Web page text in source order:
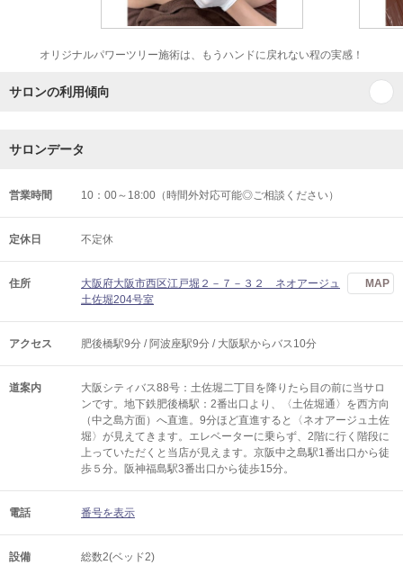
オリジナルパワーツリー施術は、もうハンドに戻れない程の実感！
サロンの利用傾向
サロンデータ
営業時間 10：00～18:00（時間外対応可能◎ご相談ください）
定休日 不定休
住所
大阪府大阪市西区江戸堀２－７－３２ ネオアージュ
土佐堀204号室
MAP
アクセス 肥後橋駅9分 / 阿波座駅9分 / 大阪駅からバス10分
道案内
大阪シティバス88号：土佐堀二丁目を降りたら目の前に当サロ
ンです。地下鉄肥後橋駅：2番出口より、〈土佐堀通〉を西方向
（中之島方面）へ直進。9分ほど直進すると〈ネオアージュ土佐
堀〉が見えてきます。エレベーターに乗らず、2階に行く階段に
上っていただくと当店が見えます。京阪中之島駅1番出口から徒
歩５分。阪神福島駅3番出口から徒歩15分。
電話 番号を表示
設備 総数2(ベッド2)